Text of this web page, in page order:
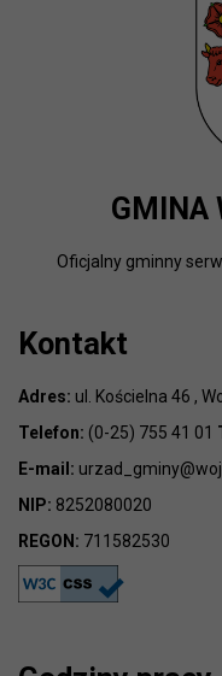
GMINA
Oficjalny gminny
Kontakt
Adres: ul. Kościelna 46 ,
Telefon: (0-25) 755 41 01
E-mail:
NIP: 8252080020
REGON: 711582530